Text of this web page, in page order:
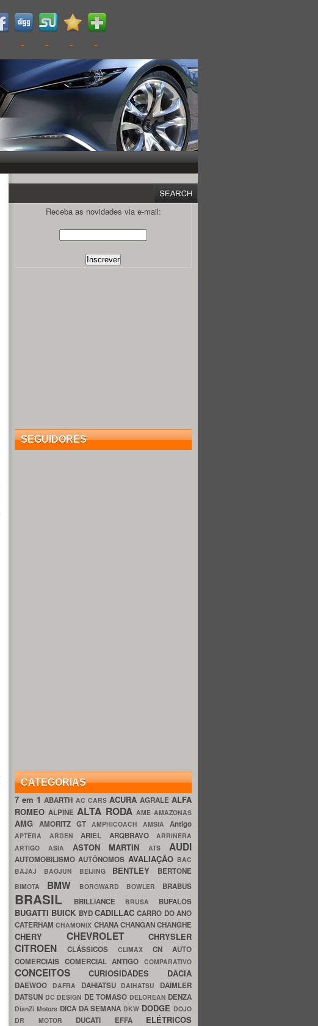
Receba as novidades via e-mail:
SEGUIDORES
CATEGORIAS
7 em 1ABARTH AC CARS ACURA AGRALE ALFA
ROMEOALPINEALTA RODA AME AMAZONAS
AMG AMORITZ GT AMPHICOACH AMSIA Antigo
APTERA ARDEN ARIEL ARQBRAVO ARRINERA
ARTIGO ASIA ASTON MARTINATS AUDI
AUTOMOBILISMOAUTÔNOMOS AVALIAÇÃO BAC
BAJAJ BAOJUN BEIJING BENTLEY BERTONE
BIMOTA BMW BORGWARD BOWLER BRABUS
BRASIL BRILLIANCE BRUSA BUFALOS
BUGATTI BUICK BYDCADILLACCARRO DO ANO
CATERHAMCHAMONIX CHANACHANGANCHANGHE
CHERY CHEVROLET CHRYSLER
CITROEN CLÁSSICOS CLIMAX CN AUTO
COMERCIAIS COMERCIAL ANTIGOCOMPARATIVO
CONCEITOS CURIOSIDADES DACIA
DAEWOO DAFRA DAHIATSU DAIHATSU DAIMLER
DATSUN DC DESIGN DE TOMASO DELOREAN DENZA
DianZi Motors DICA DA SEMANA DKW DODGE DOJO
DR MOTOR DUCATI EFFA ELÉTRICOS